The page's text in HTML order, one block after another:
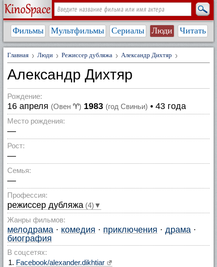
Фильмы Мультфильмы Сериалы Люди Читать
Главная Люди Режиссер дубляжа Александр Дихтяр
Александр Дихтяр
Рождение:
16 апреля (Овен ♈) 1983 (год Свиньи) • 43 года
Место рождения:
—
Рост:
—
Семья:
—
Профессия:
режиссер дубляжа (4)▼
Жанры фильмов:
мелодрама · комедия · приключения · драма ·
биография
В соцсетях:
Facebook/alexander.dikhtiar